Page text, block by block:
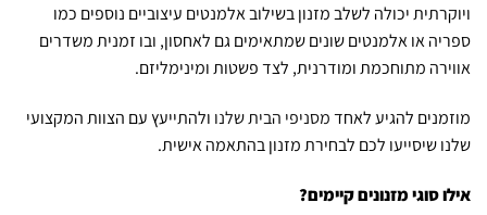
ויוקרתית יכולה לשלב מזנון בשילוב אלמנטים עיצוביים נוספים כמו
ספריה או אלמנטים שונים שמתאימים גם לאחסון, ובו זמנית משדרים
אווירה מתוחכמת ומודרנית, לצד פשטות ומינימליזם.
מוזמנים להגיע לאחדמסניפי הבית שלנו ולהתייעץ עם הצוות המקצועי
שלנו שיסייעו לכם לבחירת מזנון בהתאמה אישית.
אילו סוגי מזנונים קיימים?